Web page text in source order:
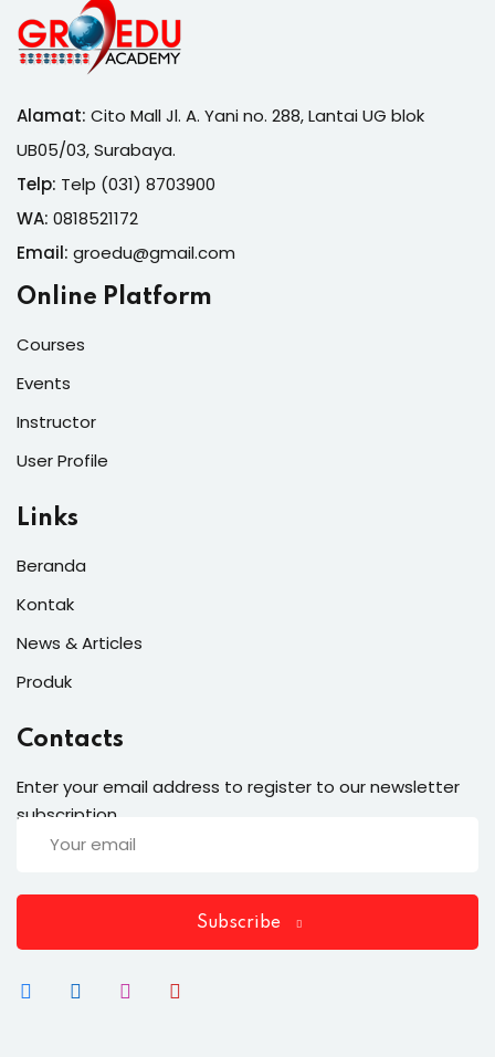
Alamat: Cito Mall Jl. A. Yani no. 288, Lantai UG blok
UB05/03, Surabaya.
Telp: Telp (031) 8703900
WA: 0818521172
Email: groedu@gmail.com
Online Platform
Courses
Events
Instructor
User Profile
Links
Beranda
Kontak
News & Articles
Produk
Contacts
Enter your email address to register to our newsletter
subscription
Subscribe